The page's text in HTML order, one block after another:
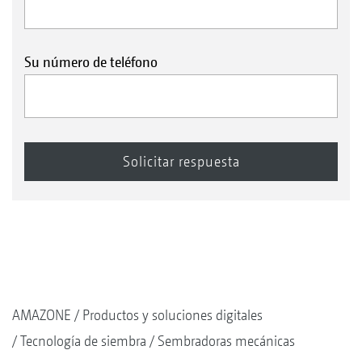
Su número de teléfono
AMAZONE
Productos y soluciones digitales
Tecnología de siembra
Sembradoras mecánicas